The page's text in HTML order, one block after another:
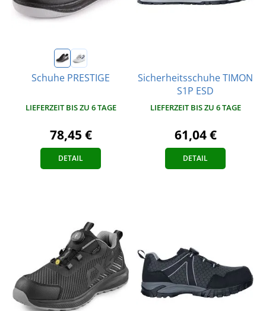
Schuhe PRESTIGE
LIEFERZEIT BIS ZU 6 TAGE
78,45 €
DETAIL
Sicherheitsschuhe TIMON
S1P ESD
LIEFERZEIT BIS ZU 6 TAGE
61,04 €
DETAIL